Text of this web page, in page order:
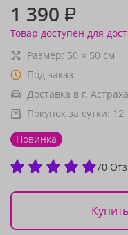
1 390 ₽
Товар доступен для
Размер: 50 × 50 см
Под заказ
Доставка в г.
Покупок за сутки: 12
Новинка
70